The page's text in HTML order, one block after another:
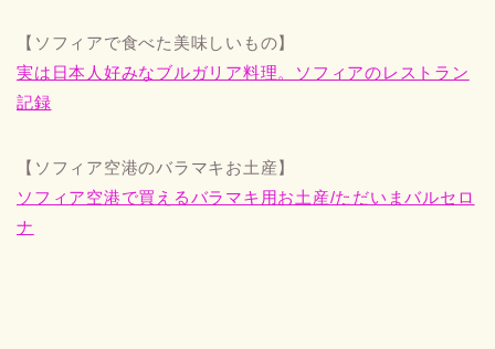
【ソフィアで食べた美味しいもの】
実は日本人好みなブルガリア料理。ソフィアのレストラン
記録
【ソフィア空港のバラマキお土産】
ソフィア空港で買えるバラマキ用お土産/ただいまバルセロ
ナ